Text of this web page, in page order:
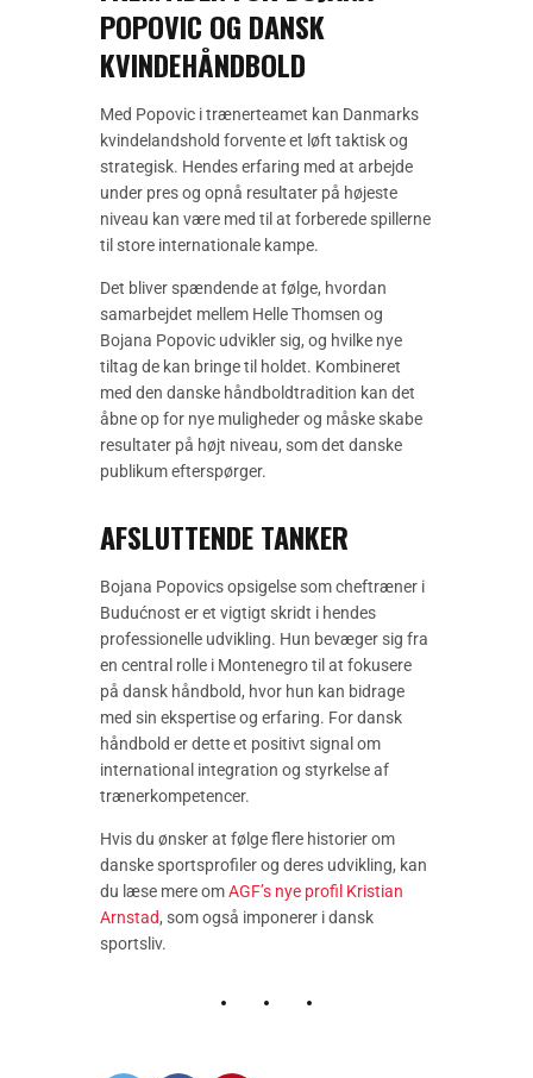
POPOVIC OG DANSK
KVINDEHÅNDBOLD
Med Popovic i trænerteamet kan Danmarks
kvindelandshold forvente et løft taktisk og
strategisk. Hendes erfaring med at arbejde
under pres og opnå resultater på højeste
niveau kan være med til at forberede spillerne
til store internationale kampe.
Det bliver spændende at følge, hvordan
samarbejdet mellem Helle Thomsen og
Bojana Popovic udvikler sig, og hvilke nye
tiltag de kan bringe til holdet. Kombineret
med den danske håndboldtradition kan det
åbne op for nye muligheder og måske skabe
resultater på højt niveau, som det danske
publikum efterspørger.
AFSLUTTENDE TANKER
Bojana Popovics opsigelse som cheftræner i
Budućnost er et vigtigt skridt i hendes
professionelle udvikling. Hun bevæger sig fra
en central rolle i Montenegro til at fokusere
på dansk håndbold, hvor hun kan bidrage
med sin ekspertise og erfaring. For dansk
håndbold er dette et positivt signal om
international integration og styrkelse af
trænerkompetencer.
Hvis du ønsker at følge flere historier om
danske sportsprofiler og deres udvikling, kan
du læse mere omAGF’s nye profil Kristian
Arnstad, som også imponerer i dansk
sportsliv.